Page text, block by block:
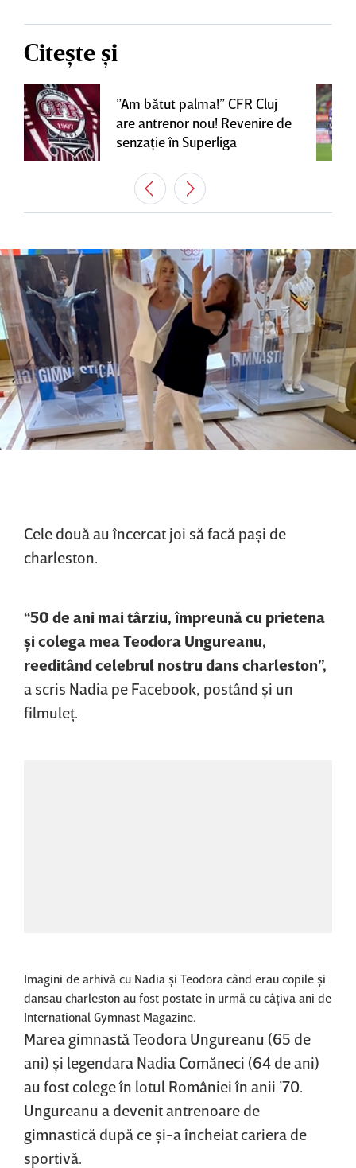
Citește și
”Am bătut palma!” CFR Cluj
are antrenor nou! Revenire de
senzaţie în Superliga
Cele două au încercat joi să facă paşi de
charleston.
“50 de ani mai târziu, împreună cu prietena
şi colega mea Teodora Ungureanu,
reeditând celebrul nostru dans charleston”,
a scris Nadia pe Facebook, postând şi un
filmuleţ.
Imagini de arhivă cu Nadia şi Teodora când erau copile şi
dansau charleston au fost postate în urmă cu câţiva ani de
International Gymnast Magazine.
Marea gimnastă Teodora Ungureanu (65 de
ani) şi legendara Nadia Comăneci (64 de ani)
au fost colege în lotul României în anii ’70.
Ungureanu a devenit antrenoare de
gimnastică după ce şi-a încheiat cariera de
sportivă.